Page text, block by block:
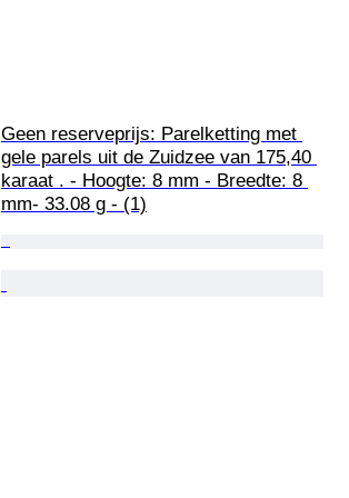
Geen reserveprijs: Parelketting met
gele parels uit de Zuidzee van 175,40
karaat . - Hoogte: 8 mm - Breedte: 8
mm- 33.08 g - (1)